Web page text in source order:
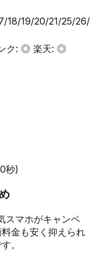
18/19/20/21/25/
ク: ◎ 楽天: ◎
秒)
スマホがキャンペ
金も安く抑えられ
。